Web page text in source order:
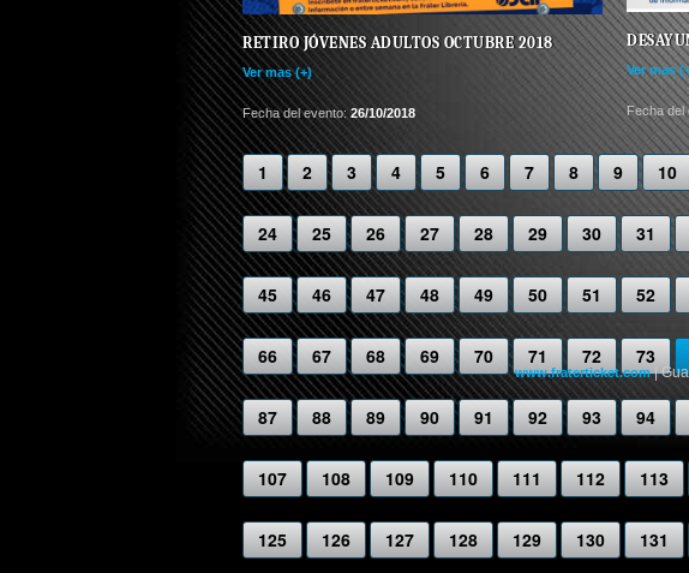
RETIRO JÓVENES ADULTOS OCTUBRE 2018
Ver mas (+)
Fecha del evento:26/10/2018
Ver mas
Fecha
1 2 3 4 5 6 7 8 9 10
24 25 26 27 28 29 30 31
45 46 47 48 49 50 51 52
66 67 68 69 70 71 72 73
87 88 89 90 91 92 93 94
107 108 109 110 111 112 113
125 126 127 128 129 130 131
www.fraterticket.com |